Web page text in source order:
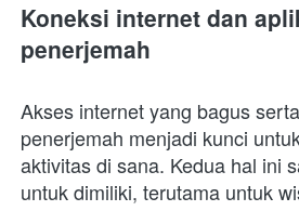
Koneksi internet dan
penerjemah
Akses internet yang bagus
penerjemah menjadi kunci
aktivitas di sana. Kedua hal ini
untuk dimiliki, terutama untuk